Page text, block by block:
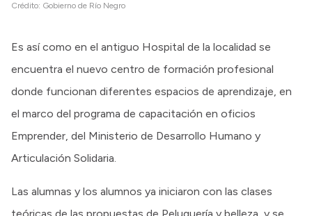
Crédito: Gobierno de Río Negro
Es así como en el antiguo Hospital de la localidad se
encuentra el nuevo centro de formación profesional
donde funcionan diferentes espacios de aprendizaje, en
el marco del programa de capacitación en oficios
Emprender, del Ministerio de Desarrollo Humano y
Articulación Solidaria.
Las alumnas y los alumnos ya iniciaron con las clases